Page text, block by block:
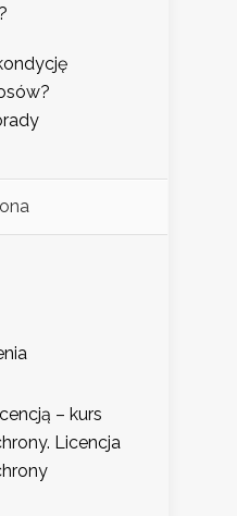
– kurs
Licencja